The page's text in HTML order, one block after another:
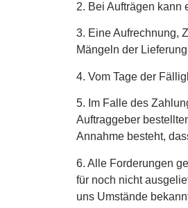
2. Bei Aufträgen kann
3. Eine Aufrechnung,
Mängeln der
4. Vom Tage der
5. Im Falle des
Auftraggeber
Annahme besteht,
6. Alle Forderungen
für noch nicht
uns Umstände